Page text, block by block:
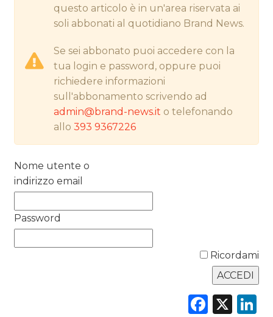
RICERCHE
PREVISIONI/SCENARI
NORMATIVE
CASE HISTORY
OPINIONI
questo articolo è in un'area riservata ai
soli abbonati al quotidiano Brand News.
Se sei abbonato puoi accedere con la
tua login e password, oppure puoi
richiedere informazioni
sull'abbonamento scrivendo ad
admin@brand-news.it o telefonando
allo393 9367226
Nome utente o
indirizzo email
Password
Ricordami
X